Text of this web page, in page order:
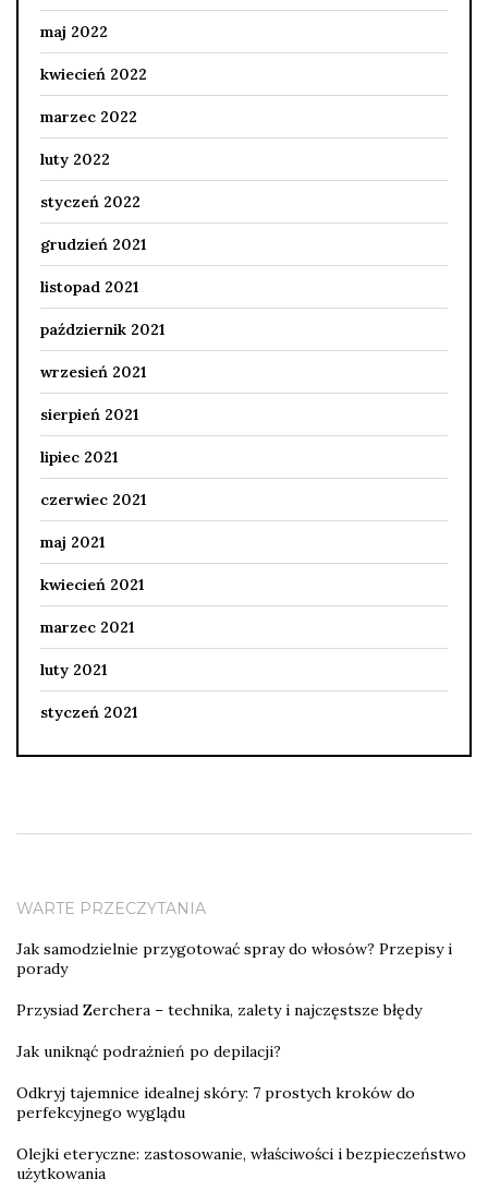
maj 2022
kwiecień 2022
marzec 2022
luty 2022
styczeń 2022
grudzień 2021
listopad 2021
październik 2021
wrzesień 2021
sierpień 2021
lipiec 2021
czerwiec 2021
maj 2021
kwiecień 2021
marzec 2021
luty 2021
styczeń 2021
WARTE PRZECZYTANIA
Jak samodzielnie przygotować spray do włosów? Przepisy i
porady
Przysiad Zerchera – technika, zalety i najczęstsze błędy
Jak uniknąć podrażnień po depilacji?
Odkryj tajemnice idealnej skóry: 7 prostych kroków do
perfekcyjnego wyglądu
Olejki eteryczne: zastosowanie, właściwości i bezpieczeństwo
użytkowania